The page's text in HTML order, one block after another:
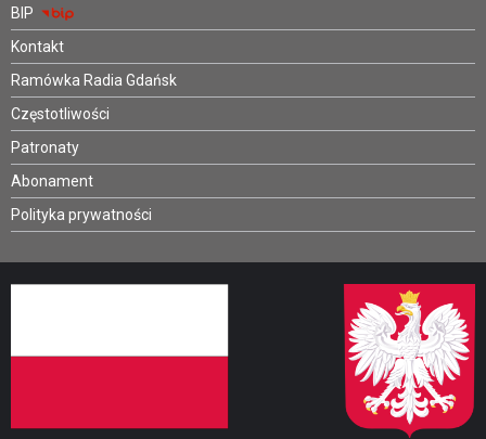
BIP
Kontakt
Ramówka Radia Gdańsk
Częstotliwości
Patronaty
Abonament
Polityka prywatności